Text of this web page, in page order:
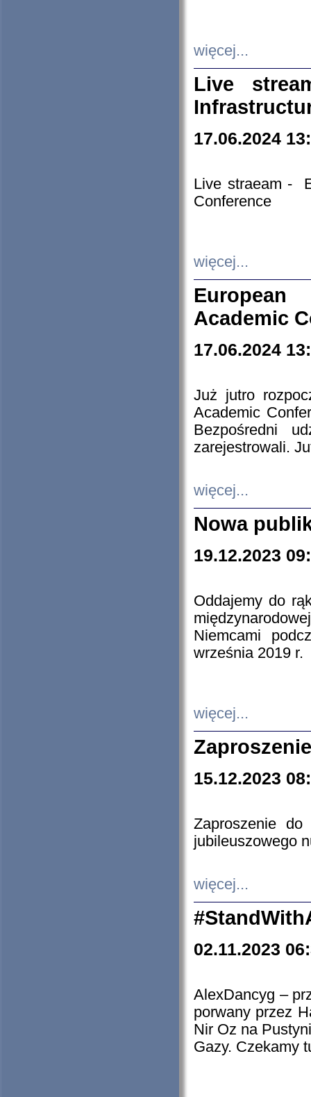
więcej...
Live
17.06.2024
Live straeam -
Conference
więcej...
European
Academic
17.06.2024
Już jutro
Academic
Bezpośredni
zarejestrowali.
więcej...
Nowa
19.12.2023
Oddajemy do
Niemcami
września 2019 r.
więcej...
15.12.2023
Zaproszenie do
jubileuszowego
więcej...
02.11.2023
AlexDancyg –
porwany przez
Nir Oz na
Gazy. Czekamy